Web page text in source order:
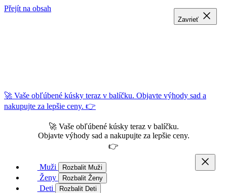
Přejít na obsah
🚀 Vaše obľúbené kúsky teraz v balíčku. Objavte výhody sad a
nakupujte za lepšie ceny. 👉
🚀 Vaše obľúbené kúsky teraz v balíčku.
Objavte výhody sad a nakupujte za lepšie ceny.
👉
Muži Rozbalit Muži
Ženy Rozbalit Ženy
Deti Rozbalit Deti
Zavrieť
Zavrieť
Zavrieť